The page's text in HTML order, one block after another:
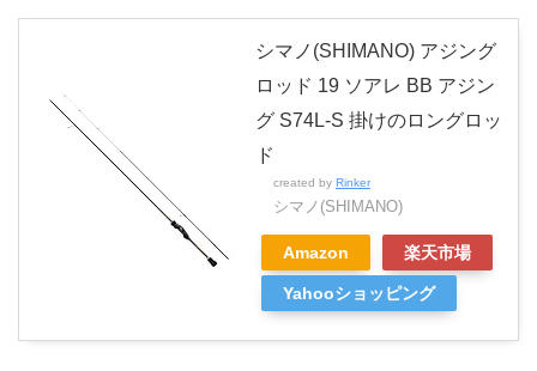
シマノ(SHIMANO) アジング
ロッド 19 ソアレ BB アジン
グ S74L-S 掛けのロングロッ
ド
created by Rinker
シマノ(SHIMANO)
Amazon 楽天市場
Yahooショッピング